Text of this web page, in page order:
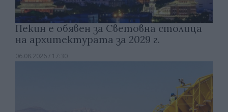
Пекин е обявен за Световна столица
на архитектурата за 2029 г.
06.08.2026 / 17:30